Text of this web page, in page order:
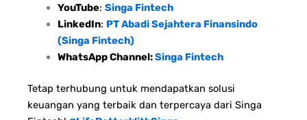
YouTube: Singa Fintech
LinkedIn: PT Abadi Sejahtera Finansindo
(Singa Fintech)
WhatsApp Channel:Singa Fintech
Tetap terhubung untuk mendapatkan solusi
keuangan yang terbaik dan terpercaya dari Singa